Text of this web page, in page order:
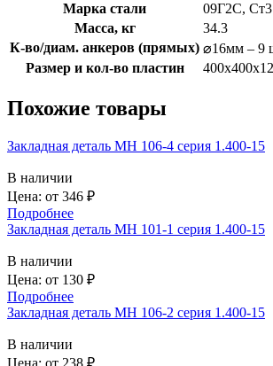
Марка стали
09Г2С, Ст3
Масса, кг
34.3
К-во/диам. анкеров (прямых) ⌀16мм – 9
Размер и кол-во пластин
Похожие товары
Закладная деталь МН 106-4 серия 1.400-15
В наличии
Цена: от 346 ₽
Подробнее
Закладная деталь МН 101-1 серия 1.400-15
В наличии
Цена: от 130 ₽
Подробнее
Закладная деталь МН 106-2 серия 1.400-15
В наличии
Цена: от 238 ₽